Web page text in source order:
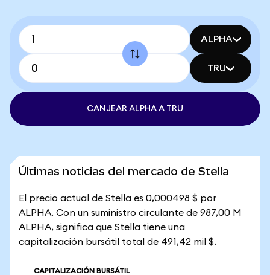
ALPHA
TRU
CANJEAR ALPHA A TRU
Últimas noticias del mercado de Stella
El precio actual de Stella es 0,000498 $ por
ALPHA. Con un suministro circulante de 987,00 M
ALPHA, significa que Stella tiene una
capitalización bursátil total de 491,42 mil $.
CAPITALIZACIÓN BURSÁTIL